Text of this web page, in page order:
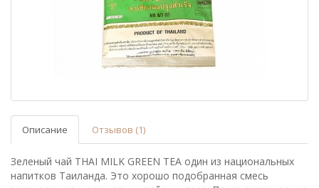
Описание Отзывов (1)
Зеленый чай THAI MILK GREEN TEA один из национальных
напитков Таиланда. Это хорошо подобранная смесь